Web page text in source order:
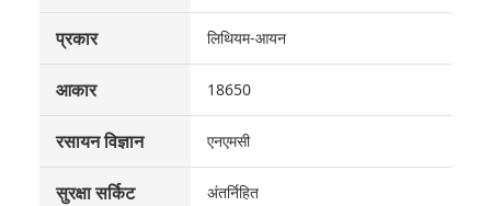
प्रकार लिथियम-आयन
आकार 18650
रसायन विज्ञान एनएमसी
सुरक्षा सर्किट अंतर्निहित